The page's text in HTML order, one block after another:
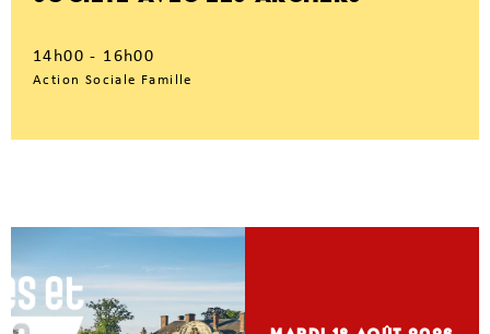
14h00 - 16h00
Action Sociale Famille